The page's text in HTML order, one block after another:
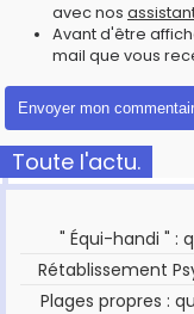
avec nos
Avant d'être
mail que vous
Toute l'actu.
" Équi-handi " :
Rétablissement
Plages propres :